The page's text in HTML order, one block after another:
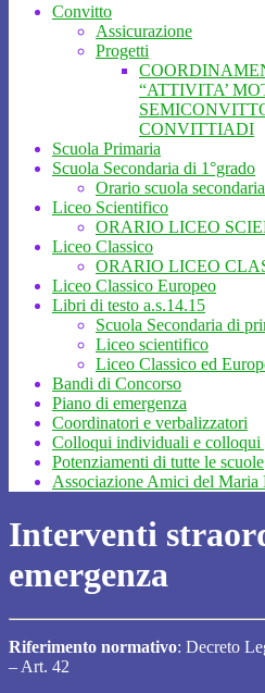
Convitto
Assicurazione
Progetti
“ATTIVITA’
CONVITTIADI
Scuola Primaria
Scuola Secondaria di 1°grado
Orario scuola
Liceo Scientifico
ORARIO LICEO
Liceo Classico
ORARIO LICEO
Liceo Classico Europeo
Libri di testo a.s.14.15
Scuola Secondaria di
Liceo scientifico
Liceo Classico ed
Bandi di Concorso
Piano di emergenza
Coordinatori e verbalizzatori
Colloqui individuali e colloqui
Potenziamenti di tutte le scuole
Associazione Amici del Maria
Interventi
emergenza
Riferimento normativo: Decreto
– Art. 42